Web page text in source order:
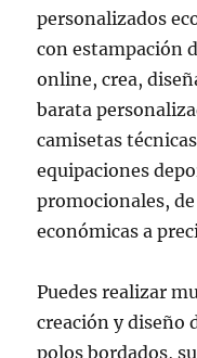
personalizados
con estampación
online, crea,
barata
camisetas
equipaciones
promocionales,
económicas a
Puedes realizar
creación y diseño
polos bordados,